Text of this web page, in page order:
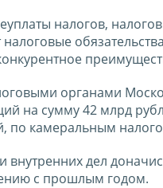
налогов,
органами
на сумму 42 млрд
по камеральным
дел
с прошлым годом.